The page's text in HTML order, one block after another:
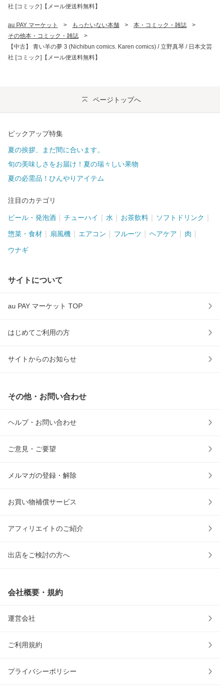
社 [コミック]【メール便送料無料】
au PAY マーケット > もったいない本舗 > 本・コミック・雑誌
>
その他本・コミック・雑誌
>
【中古】 青い羊の夢 3 (Nichibun comics. Karen comics) / 立野真琴 / 日本文芸
社 [コミック]【メール便送料無料】
ページトップへ
ピックアップ特集
夏の挨拶、まだ間に合います。
旬の美味しさをお届け！夏の瑞々しい果物
夏の必需品！ひんやりアイテム
注目のカテゴリ
ビール・発泡酒 チューハイ 水 お茶飲料 ソフトドリンク
惣菜・食材 扇風機 エアコン フルーツ ヘアケア 肉
ウナギ
サイトについて
au PAY マーケット TOP
はじめてご利用の方
サイトからのお知らせ
その他・お問い合わせ
ヘルプ・お問い合わせ
ご意見・ご要望
メルマガの登録・解除
お買い物補償サービス
アフィリエイトのご紹介
出店をご検討の方へ
会社概要・規約
運営会社
ご利用規約
プライバシーポリシー